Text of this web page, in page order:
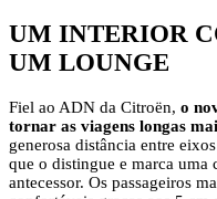
UM INTERIOR
UM LOUNGE
Fiel ao ADN da Citroën, o
tornar as viagens longas
generosa distância entre
que o distingue e marca uma
antecessor. Os passageiros